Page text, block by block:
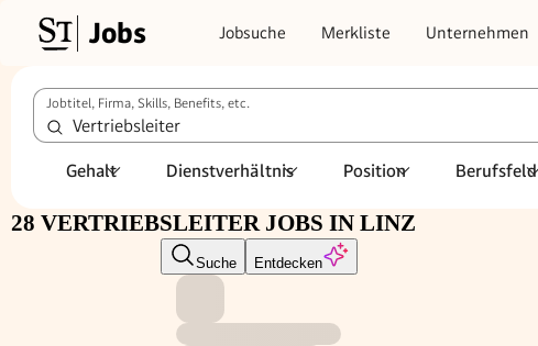
Jobs Jobsuche Merkliste Unternehmen
Jobtitel, Firma, Skills, Benefits, etc.
Gehalt Dienstverhältnis Position Berufsfeld
28 VERTRIEBSLEITER JOBS IN LINZ
Suche Entdecken